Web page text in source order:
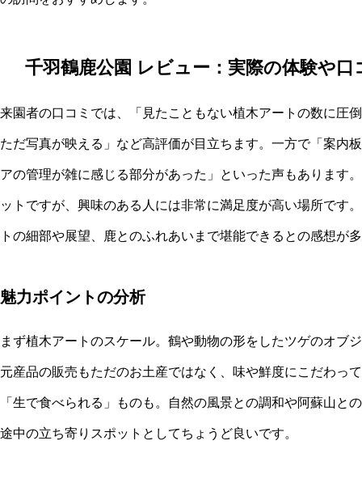
千羽鶴鹿公園 レビュー：実際の体験や
来園者の口コミでは、「見たこともない植木アートの数に圧
ただ写真が映える」など高評価が目立ちます。一方で「案内
アの管理が雑に感じる部分があった」といった声もあります
ットですが、興味のある人には非常に満足度が高い場所です
トの細部や展望、鹿とのふれあいまで堪能できるとの感想が
魅力ポイントの分析
まず植木アートのスケール。鶴や動物の形をしたツゲのオブ
元産品の販売もただのお土産ではなく、味や鮮度にこだわっ
「生で食べられる」ものも。自然の風景との調和や阿蘇山と
途中の立ち寄りスポットとしてちょうど良いです。